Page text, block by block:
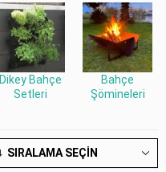
Dikey Bahçe
Setleri
Bahçe
Şömineleri
SIRALAMA SEÇIN